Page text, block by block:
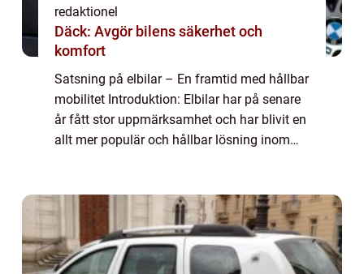
redaktionel
Däck: Avgör bilens säkerhet och
komfort
Satsning på elbilar – En framtid med hållbar
mobilitet Introduktion: Elbilar har på senare
år fått stor uppmärksamhet och har blivit en
allt mer populär och hållbar lösning inom